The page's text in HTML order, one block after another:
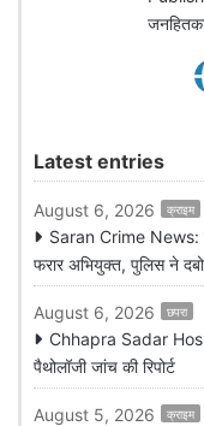
Latest entries
August 6, 2026 क्राइम
Saran Crime News:
फरार अभियुक्त, पुलिस ने
August 6, 2026 छपरा
Chhapra Sadar
पैथोलॉजी जांच की रिपोर्ट
August 5, 2026 क्राइम